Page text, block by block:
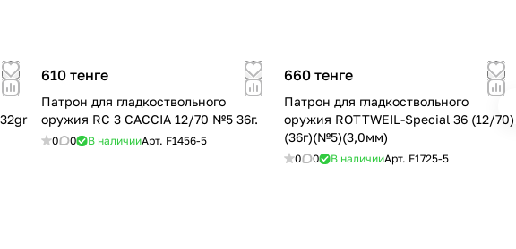
610 тенге
Патрон для гладкоствольного
оружия RC 3 CACCIA 12/70 №5 36г.
0 0 В наличииАрт. F1456-5
660 тенге
Патрон для гладкоствольного
оружия ROTTWEIL-Special 36 (12/70)
(36г)(№5)(3,0мм)
0 0 В наличииАрт. F1725-5